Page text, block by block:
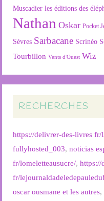
Muscadier les éditions des
Nathan Oskar Pocket
Sèvres Sarbacane Scrinéo
Tourbillon Vents d'Ouest Wiz
RECHERCHES
https://delivrer-des-livres fr/
fullyhosted_003,noticias
fr/lomeletteausucre/,https://
fr/
oscar ousmane et les autres,